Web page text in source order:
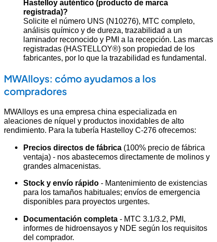
Hastelloy auténtico (producto de marca
registrada)?
Solicite el número UNS (N10276), MTC completo,
análisis químico y de dureza, trazabilidad a un
laminador reconocido y PMI a la recepción. Las marcas
registradas (HASTELLOY®) son propiedad de los
fabricantes, por lo que la trazabilidad es fundamental.
MWAlloys: cómo ayudamos a los
compradores
MWAlloys es una empresa china especializada en
aleaciones de níquel y productos inoxidables de alto
rendimiento. Para la tubería Hastelloy C-276 ofrecemos:
Precios directos de fábrica (100% precio de fábrica
ventaja) - nos abastecemos directamente de molinos y
grandes almacenistas.
Stock y envío rápido - Mantenimiento de existencias
para los tamaños habituales; envíos de emergencia
disponibles para proyectos urgentes.
Documentación completa - MTC 3.1/3.2, PMI,
informes de hidroensayos y NDE según los requisitos
del comprador.